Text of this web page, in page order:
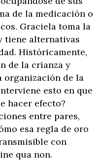
de la medicación o
Graciela toma la
tiene alternativas
Históricamente,
de la crianza y
organización de la
esto en que
hacer efecto?
entre pares,
esa regla de oro
con
qua non.